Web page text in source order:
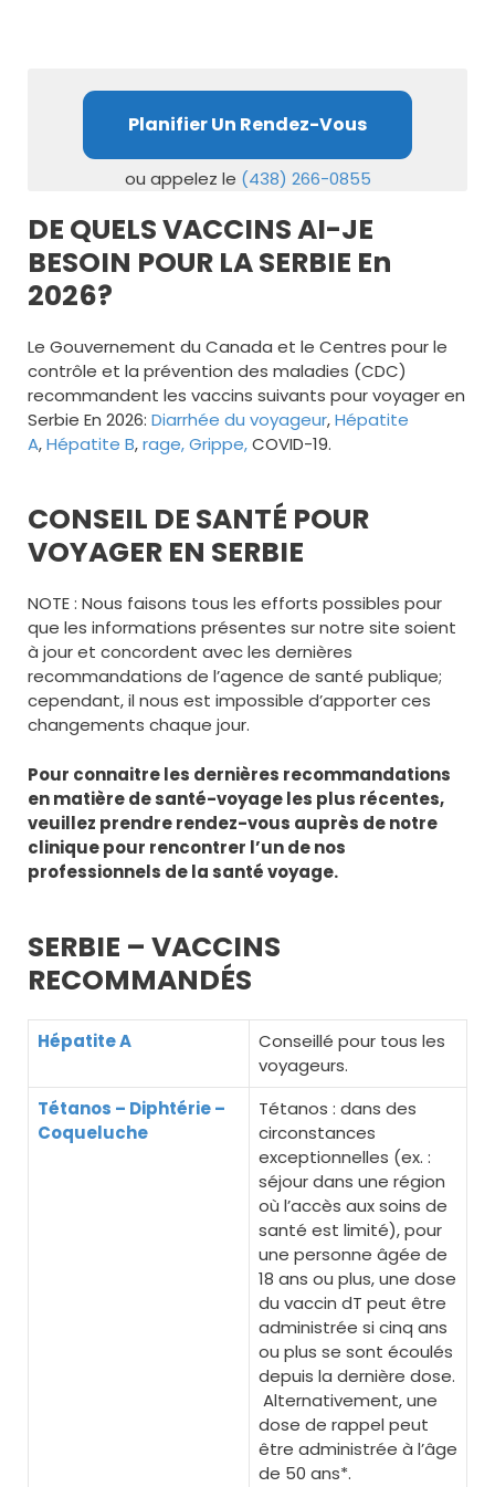
Planifier Un Rendez-Vous
ou appelez le (438) 266-0855
DE QUELS VACCINS AI-JE
BESOIN POUR LA SERBIE En
2026?
Le Gouvernement du Canada et le Centres pour le
contrôle et la prévention des maladies (CDC)
recommandent les vaccins suivants pour voyager en
Serbie En 2026: Diarrhée du voyageur,Hépatite
A,Hépatite B,rage,Grippe,COVID-19.
CONSEIL DE SANTÉ POUR
VOYAGER EN SERBIE
NOTE : Nous faisons tous les efforts possibles pour
que les informations présentes sur notre site soient
à jour et concordent avec les dernières
recommandations de l’agence de santé publique;
cependant, il nous est impossible d’apporter ces
changements chaque jour.
Pour connaitre les dernières recommandations
en matière de santé-voyage les plus récentes,
veuillez prendre rendez-vous auprès de notre
clinique pour rencontrer l’un de nos
professionnels de la santé voyage.
SERBIE – VACCINS
RECOMMANDÉS
Hépatite A
Conseillé pour tous les
voyageurs.
Tétanos – Diphtérie –
Coqueluche
Tétanos : dans des
circonstances
exceptionnelles (ex. :
séjour dans une région
où l’accès aux soins de
santé est limité), pour
une personne âgée de
18 ans ou plus, une dose
du vaccin dT peut être
administrée si cinq ans
ou plus se sont écoulés
depuis la dernière dose.
Alternativement, une
dose de rappel peut
être administrée à l’âge
de 50 ans*.